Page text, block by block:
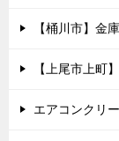
【桶川市】金
【上尾市上町
エアコンクリ